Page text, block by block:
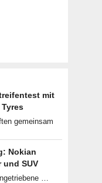
mit
gemeinsam
Nokian
und SUV
…